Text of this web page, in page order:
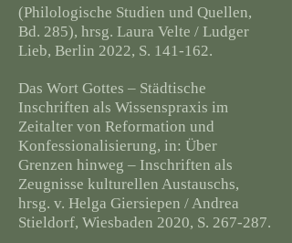
(Philologische Studien und Quellen,
Bd. 285), hrsg. Laura Velte / Ludger
Lieb, Berlin 2022, S. 141-162.
Das Wort Gottes – Städtische
Inschriften als Wissenspraxis im
Zeitalter von Reformation und
Konfessionalisierung, in: Über
Grenzen hinweg – Inschriften als
Zeugnisse kulturellen Austauschs,
hrsg. v. Helga Giersiepen / Andrea
Stieldorf, Wiesbaden 2020, S. 267-287.